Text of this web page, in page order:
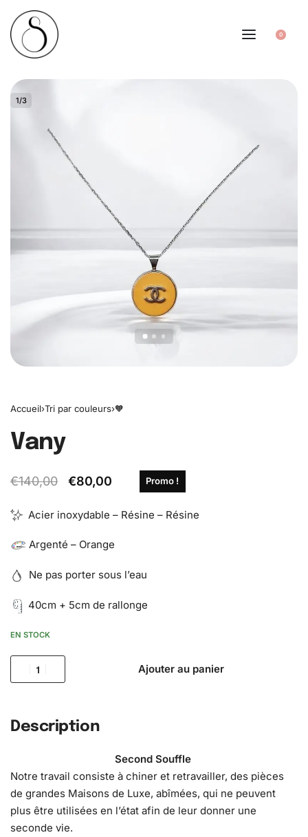
0
1/3
Accueil›Tri par couleurs›🧡
Vany
€140,00 €80,00 Promo !
Acier inoxydable – Résine – Résine
Argenté – Orange
Ne pas porter sous l’eau
40cm + 5cm de rallonge
EN STOCK
Ajouter au panier
Description
Second Souffle
Notre travail consiste à chiner et retravailler, des pièces
de grandes Maisons de Luxe, abîmées, qui ne peuvent
plus être utilisées en l’état afin de leur donner une
seconde vie.